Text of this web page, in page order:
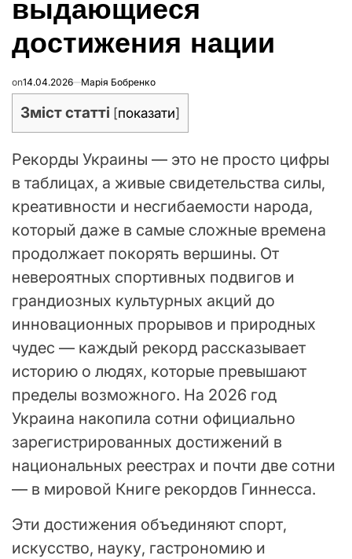
выдающиеся
достижения нации
on14.04.2026 Марія Бобренко
Зміст статті [показати]
Рекорды Украины — это не просто цифры
в таблицах, а живые свидетельства силы,
креативности и несгибаемости народа,
который даже в самые сложные времена
продолжает покорять вершины. От
невероятных спортивных подвигов и
грандиозных культурных акций до
инновационных прорывов и природных
чудес — каждый рекорд рассказывает
историю о людях, которые превышают
пределы возможного. На 2026 год
Украина накопила сотни официально
зарегистрированных достижений в
национальных реестрах и почти две сотни
— в мировой Книге рекордов Гиннесса.
Эти достижения объединяют спорт,
искусство, науку, гастрономию и